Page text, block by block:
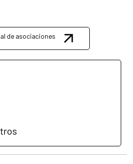
de asociaciones